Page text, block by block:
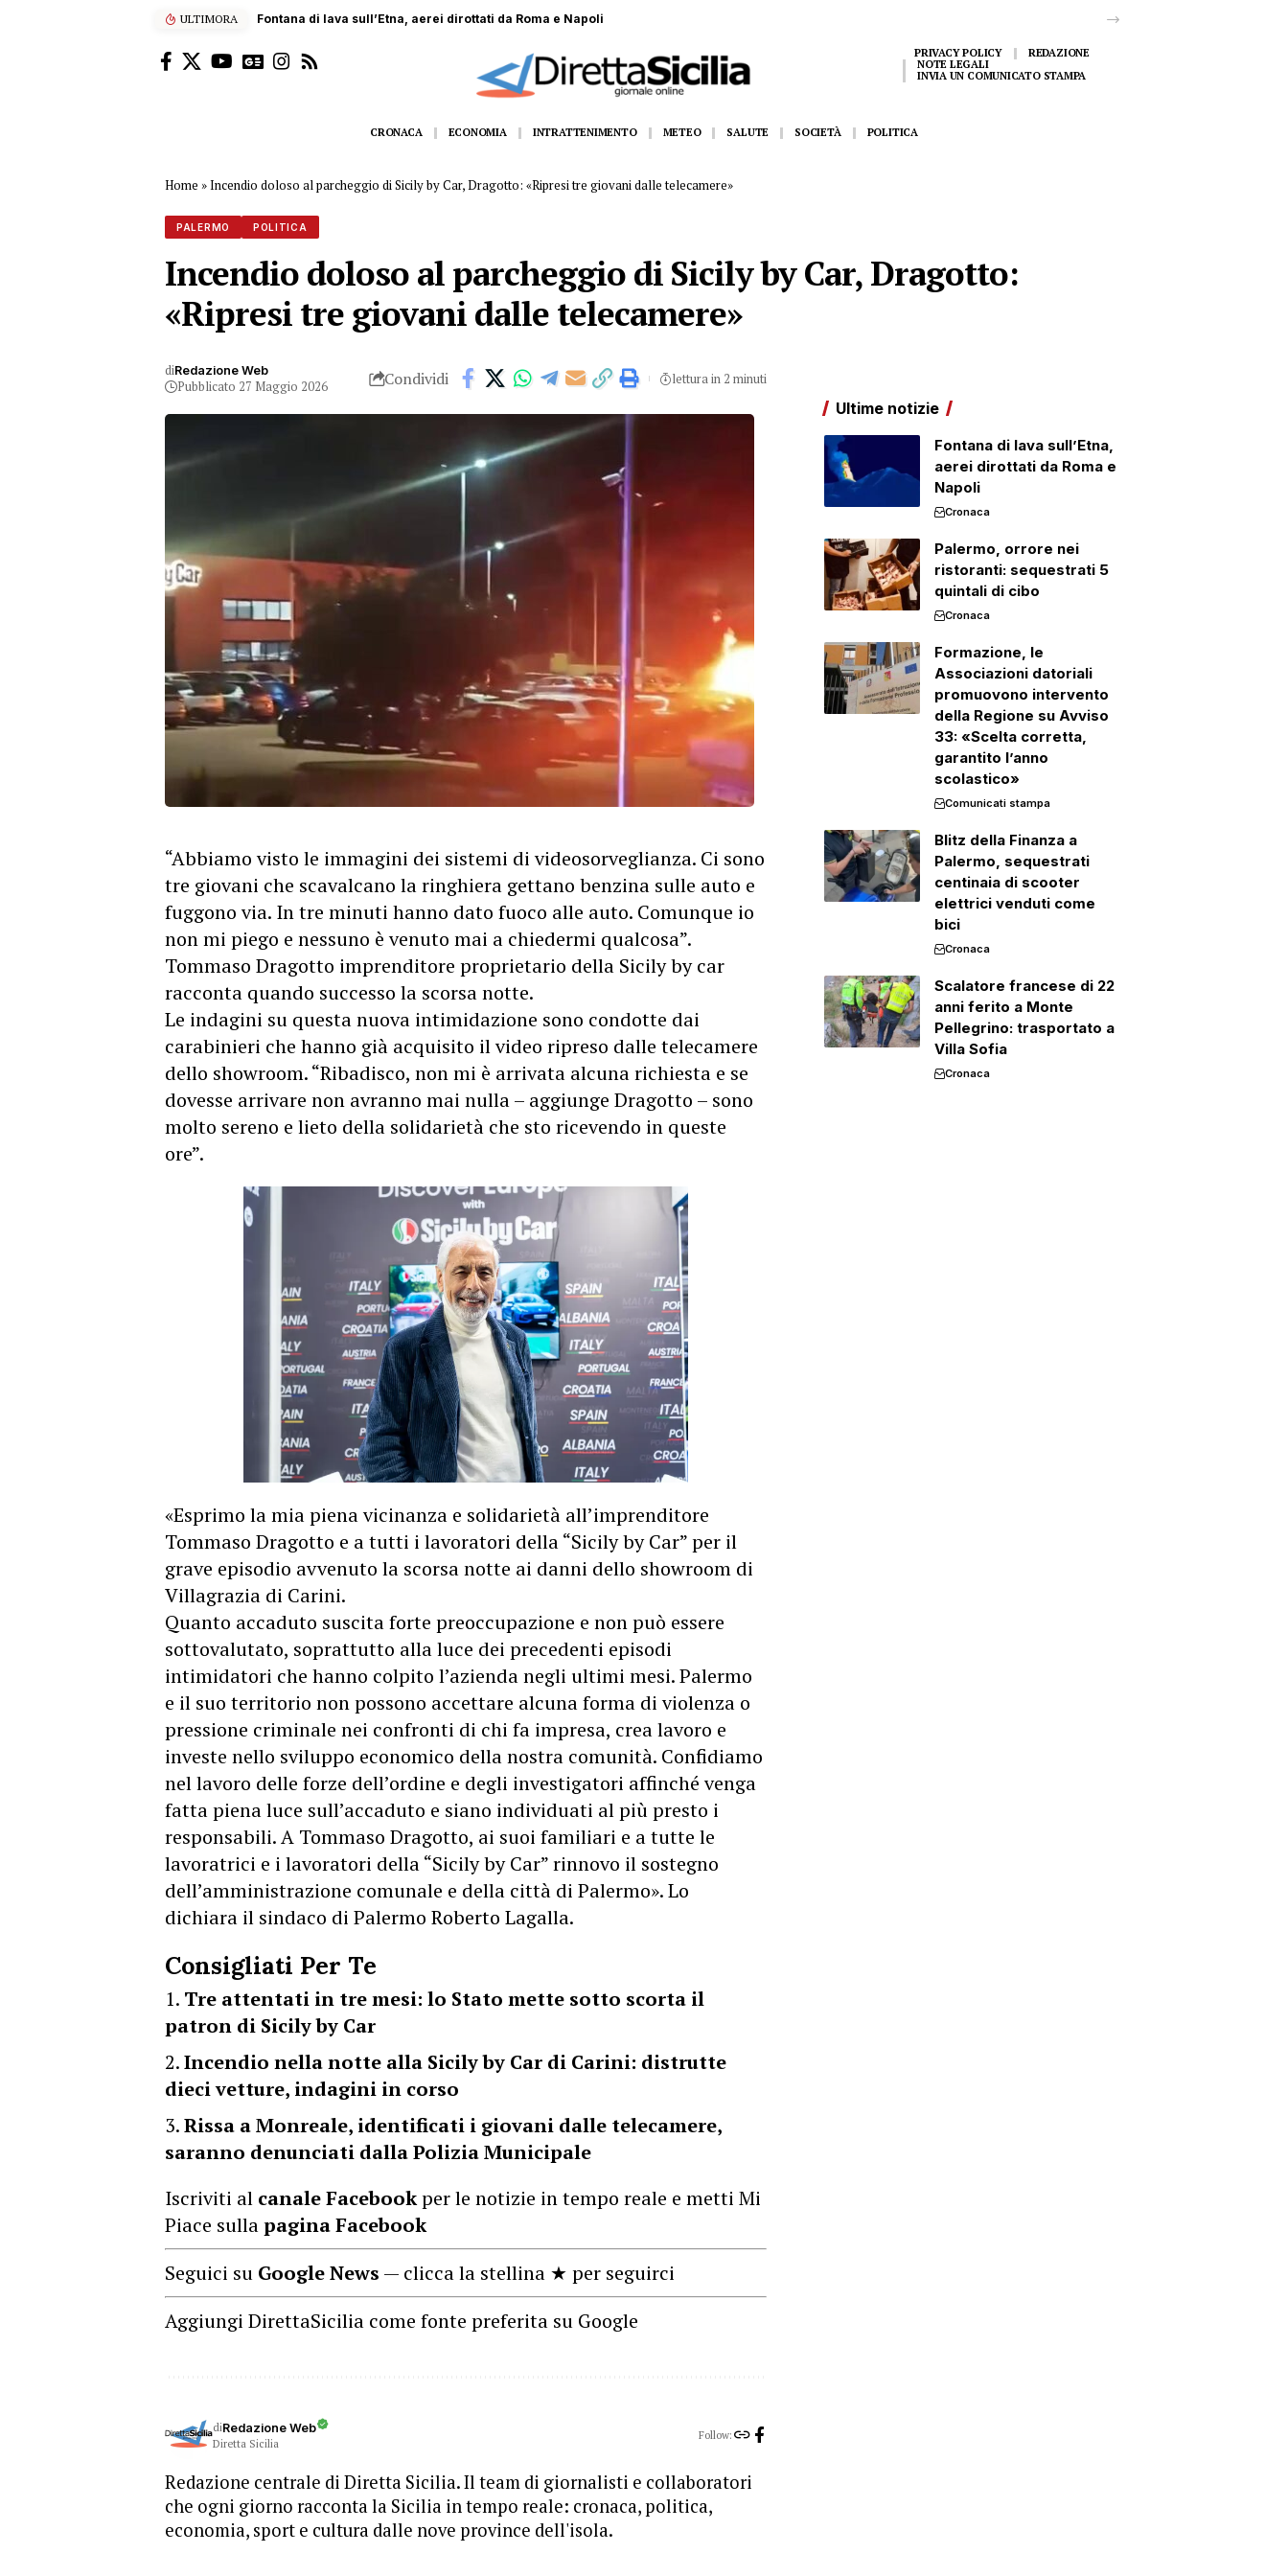
ULTIMORA Fontana di lava sull’Etna, aerei dirottati da Roma e Napoli
PRIVACY POLICY
REDAZIONE
NOTE LEGALI
INVIA UN COMUNICATO STAMPA
CRONACA ECONOMIA INTRATTENIMENTO METEO SALUTE SOCIETÀ POLITICA
Home »Incendio doloso al parcheggio di Sicily by Car, Dragotto: «Ripresi tre giovani dalle telecamere»
PALERMO POLITICA
Incendio doloso al parcheggio di Sicily by Car, Dragotto:
«Ripresi tre giovani dalle telecamere»
diRedazione Web
Pubblicato 27 Maggio 2026 Condividi lettura in 2 minuti
“Abbiamo visto le immagini dei sistemi di videosorveglianza. Ci sono
tre giovani che scavalcano la ringhiera gettano benzina sulle auto e
fuggono via. In tre minuti hanno dato fuoco alle auto. Comunque io
non mi piego e nessuno è venuto mai a chiedermi qualcosa”.
Tommaso Dragotto imprenditore proprietario della Sicily by car
racconta quando successo la scorsa notte.
Le indagini su questa nuova intimidazione sono condotte dai
carabinieri che hanno già acquisito il video ripreso dalle telecamere
dello showroom. “Ribadisco, non mi è arrivata alcuna richiesta e se
dovesse arrivare non avranno mai nulla – aggiunge Dragotto – sono
molto sereno e lieto della solidarietà che sto ricevendo in queste
ore”.
«Esprimo la mia piena vicinanza e solidarietà all’imprenditore
Tommaso Dragotto e a tutti i lavoratori della “Sicily by Car” per il
grave episodio avvenuto la scorsa notte ai danni dello showroom di
Villagrazia di Carini.
Quanto accaduto suscita forte preoccupazione e non può essere
sottovalutato, soprattutto alla luce dei precedenti episodi
intimidatori che hanno colpito l’azienda negli ultimi mesi. Palermo
e il suo territorio non possono accettare alcuna forma di violenza o
pressione criminale nei confronti di chi fa impresa, crea lavoro e
investe nello sviluppo economico della nostra comunità. Confidiamo
nel lavoro delle forze dell’ordine e degli investigatori affinché venga
fatta piena luce sull’accaduto e siano individuati al più presto i
responsabili. A Tommaso Dragotto, ai suoi familiari e a tutte le
lavoratrici e i lavoratori della “Sicily by Car” rinnovo il sostegno
dell’amministrazione comunale e della città di Palermo». Lo
dichiara il sindaco di Palermo Roberto Lagalla.
Consigliati Per Te
Tre attentati in tre mesi: lo Stato mette sotto scorta il
patron di Sicily by Car
Incendio nella notte alla Sicily by Car di Carini: distrutte
dieci vetture, indagini in corso
Rissa a Monreale, identificati i giovani dalle telecamere,
saranno denunciati dalla Polizia Municipale
Iscriviti al canale Facebookper le notizie in tempo reale e metti Mi
Piace sullapagina Facebook
Seguici su Google News — clicca la stellina ★ per seguirci
Aggiungi DirettaSicilia come fonte preferita su Google
diRedazione Web
Diretta Sicilia
Follow:
Redazione centrale di Diretta Sicilia. Il team di giornalisti e collaboratori
che ogni giorno racconta la Sicilia in tempo reale: cronaca, politica,
economia, sport e cultura dalle nove province dell'isola.
Ultime notizie
Fontana di lava sull’Etna,
aerei dirottati da Roma e
Napoli
Cronaca
Palermo, orrore nei
ristoranti: sequestrati 5
quintali di cibo
Cronaca
Formazione, le
Associazioni datoriali
promuovono intervento
della Regione su Avviso
33: «Scelta corretta,
garantito l’anno
scolastico»
Comunicati stampa
Blitz della Finanza a
Palermo, sequestrati
centinaia di scooter
elettrici venduti come
bici
Cronaca
Scalatore francese di 22
anni ferito a Monte
Pellegrino: trasportato a
Villa Sofia
Cronaca